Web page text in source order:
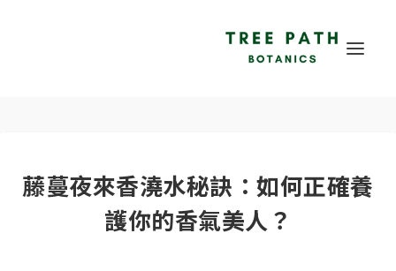
藤蔓夜來香澆水秘訣：如何正確養
護你的香氣美人？